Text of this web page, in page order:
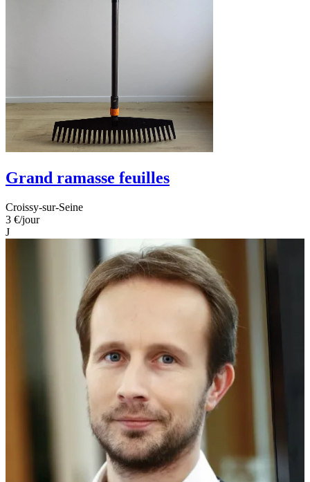
Grand ramasse feuilles
Croissy-sur-Seine
3 €/jour
J